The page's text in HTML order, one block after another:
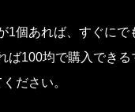
1個あれば、すぐにで
ば100均で購入でき
ださい。